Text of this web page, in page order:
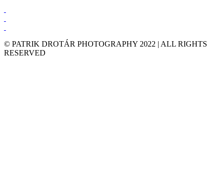
© PATRIK DROTÁR PHOTOGRAPHY 2022 | ALL RIGHTS
RESERVED